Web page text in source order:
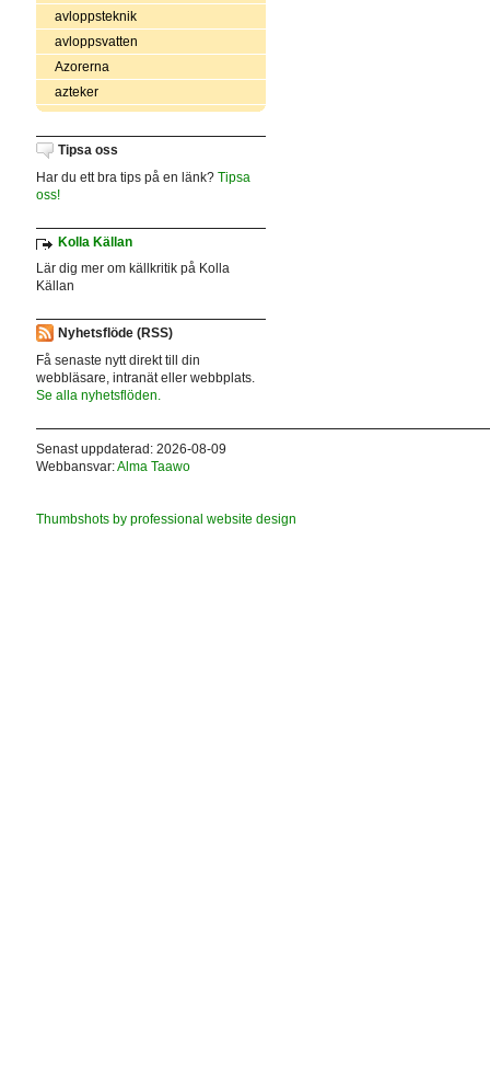
avloppsteknik
avloppsvatten
Azorerna
azteker
Tipsa oss
Har du ett bra tips på en länk? Tipsa
oss!
Kolla Källan
Lär dig mer om källkritik på Kolla
Källan
Nyhetsflöde (RSS)
Få senaste nytt direkt till din
webbläsare, intranät eller webbplats.
Se alla nyhetsflöden.
Senast uppdaterad: 2026-08-09
Webbansvar:Alma Taawo
Thumbshots by professional website design